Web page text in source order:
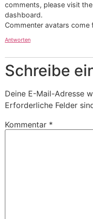
comments, please visit
dashboard.
Commenter avatars come
Antworten
Schreibe
Deine E-Mail-Adresse
Erforderliche Felder
Kommentar *